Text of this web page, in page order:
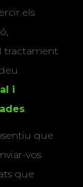
els
tractament
i
.
que
vos
que